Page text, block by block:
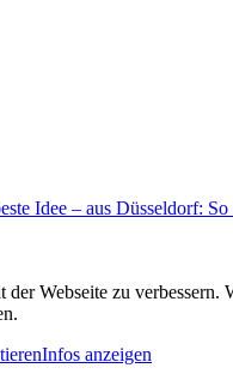
Idee – aus Düsseldorf:
Webseite zu
Infos anzeigen